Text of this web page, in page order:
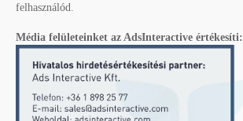
felhasználód.
Média felületeinket az AdsInteractive értékesíti: